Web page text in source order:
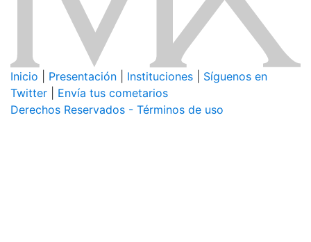
Inicio Presentación Instituciones
Síguenos en
Twitter
Envía tus cometarios
Derechos Reservados - Términos de uso